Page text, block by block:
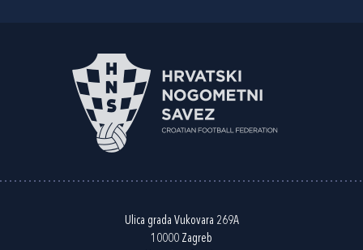
Ulica grada Vukovara 269A
10000 Zagreb